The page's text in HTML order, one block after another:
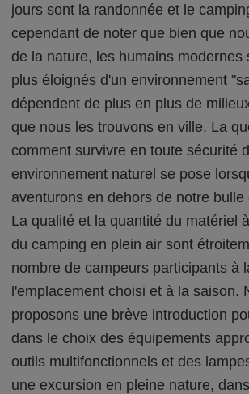
jours sont la randonnée et le
cependant de noter que bien que
de la nature, les humains modernes
plus éloignés d'un environnement
dépendent de plus en plus de
que nous les trouvons en ville. La
comment survivre en toute sécurité
environnement naturel se pose
aventurons en dehors de notre bulle
La qualité et la quantité du matériel
du camping en plein air sont
nombre de campeurs participants à
l'emplacement choisi et à la saison.
proposons une brève introduction
dans le choix des équipements
outils multifonctionnels et des
une excursion en pleine nature,